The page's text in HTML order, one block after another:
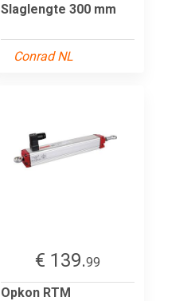
Slaglengte 300 mm
Conrad NL
€ 139.99
Opkon RTM